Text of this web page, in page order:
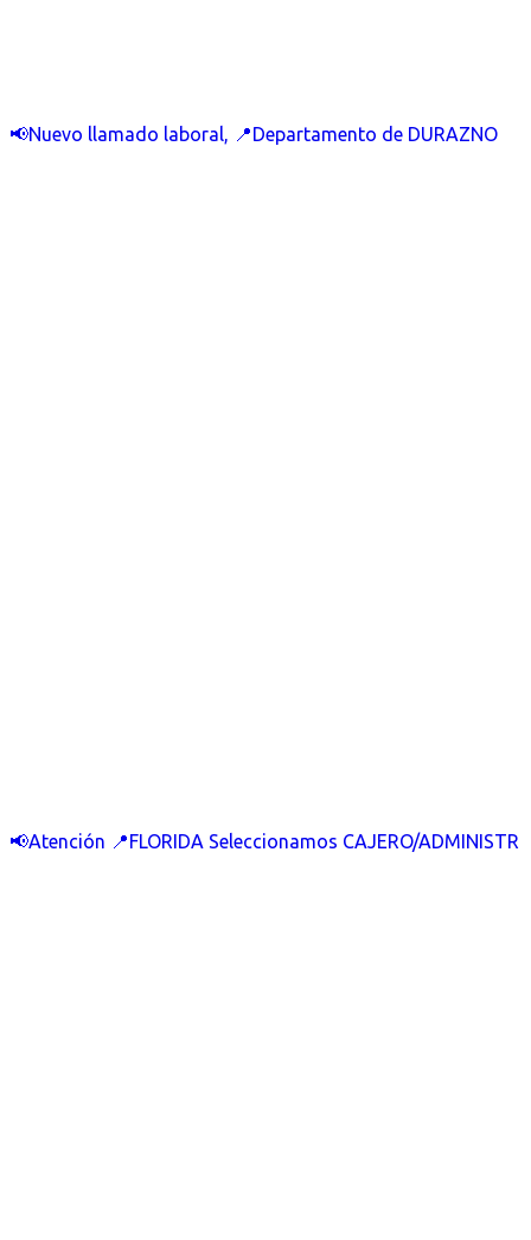
📢Nuevo llamado laboral, 📍Departamento de DURAZNO
📢Atención 📍FLORIDA Seleccionamos CAJERO/ADMINISTR